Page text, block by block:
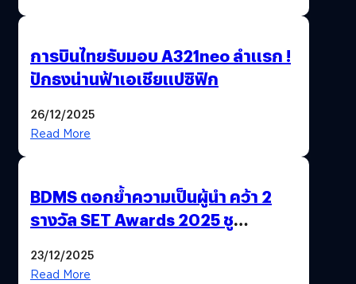
การบินไทยรับมอบ A321neo ลำแรก !
ปักธงน่านฟ้าเอเชียแปซิฟิก
26/12/2025
Read More
BDMS ตอกย้ำความเป็นผู้นำ คว้า 2
รางวัล SET Awards 2025 ชู
สุขภาพไทยสู่ความยั่งยืน
23/12/2025
Read More